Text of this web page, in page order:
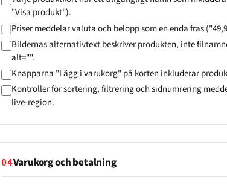
"Visa produkt").
Priser meddelar valuta och belopp som en enda fras
Bildernas alternativtext beskriver produkten, inte
alt="".
Knapparna "Lägg i varukorg" på korten inkluderar
Kontroller för sortering, filtrering och sidnumrering
live-region.
04Varukorg och betalning